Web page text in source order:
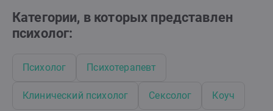
Категории, в которых представлен
психолог:
Психолог Психотерапевт
Клинический психолог Сексолог Коуч